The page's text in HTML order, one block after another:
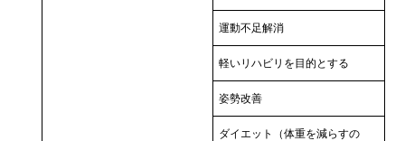
運動不足解消
軽いリハビリを目的とする
姿勢改善
ダイエット（体重を減らすの